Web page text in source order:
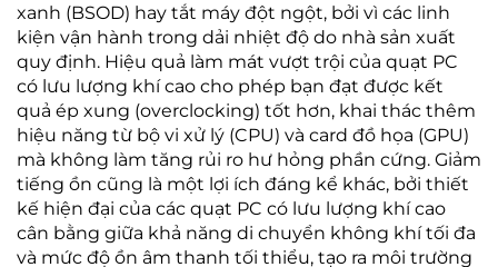
xanh (BSOD) hay tắt máy đột ngột, bởi vì các linh
kiện vận hành trong dải nhiệt độ do nhà sản xuất
quy định. Hiệu quả làm mát vượt trội của quạt PC
có lưu lượng khí cao cho phép bạn đạt được kết
quả ép xung (overclocking) tốt hơn, khai thác thêm
hiệu năng từ bộ vi xử lý (CPU) và card đồ họa (GPU)
mà không làm tăng rủi ro hư hỏng phần cứng. Giảm
tiếng ồn cũng là một lợi ích đáng kể khác, bởi thiết
kế hiện đại của các quạt PC có lưu lượng khí cao
cân bằng giữa khả năng di chuyển không khí tối đa
và mức độ ồn âm thanh tối thiểu, tạo ra môi trường